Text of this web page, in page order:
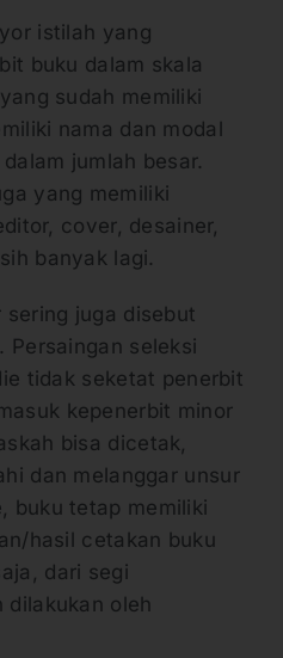
istilah yang
buku dalam skala
sudah memiliki
nama dan modal
jumlah besar.
yang memiliki
cover, desainer,
banyak lagi.
sering juga disebut
Persaingan seleksi
tidak seketat penerbit
kepenerbit minor
bisa dicetak,
dan melanggar unsur
buku tetap memiliki
hasil cetakan buku
dari segi
dilakukan oleh